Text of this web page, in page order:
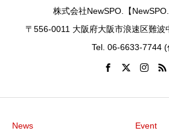
株式会社NewSPO.【NewSPO.
〒556-0011 大阪府大阪市浪速区難
Tel. 06-6633-7744 (
News Event